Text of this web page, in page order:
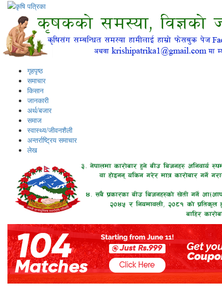
गृहपृष्ठ
समाचार
किसान
जानकारी
अर्थ/बजार
समाज
स्वास्थ्य/जीवनशैली
अन्तर्राष्ट्रिय समाचार
लेख